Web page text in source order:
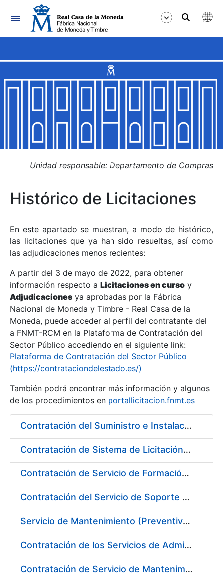
Navegación
Mostrar/Ocultar
Mostrar/Ocultar
Mostrar/Ocultar
Mostrar/Ocultar
Mostrar/Ocultar
Mostrar/Ocultar
Unidad responsable: Departamento de Compras
Histórico de Licitaciones
En este apartado se muestran, a modo de histórico,
las licitaciones que ya han sido resueltas, así como
las adjudicaciones menos recientes:
A partir del 3 de mayo de 2022, para obtener
información respecto a Licitaciones en curso y
Adjudicaciones ya aprobadas por la Fábrica
Nacional de Moneda y Timbre - Real Casa de la
Moneda, puede acceder al perfil del contratante del
a FNMT-RCM en la Plataforma de Contratación del
Sector Público accediendo en el siguiente link:
Plataforma de Contratación del Sector Público
(https://contrataciondelestado.es/)
También podrá encontrar más información y algunos
de los procedimientos en portallicitacion.fnmt.es
Contratación del Suministro e Instalación de un Rebobinador de Banda de Papel
Contratación de Sistema de Licitación Electrónica en la Fábrica Nacional de Moneda y Timbre-Real Casa de la Moneda
Contratación de Servicio de Formación en Idiomas
Contratación del Servicio de Soporte y Mantenimiento de Aplicaciones de Control Industrial
Servicio de Mantenimiento (Preventivo, Correctivo y Legal) de los Aparatos Elevadores de la Fábrica Nacional de Moneda y Timbre-Real Casa de la Moneda en Madrid
Contratación de los Servicios de Administración, Soporte, Mantenimiento y Help Desk de la Infraestructura de la Fábrica Nacional de Moneda y Timbre-Real Casa de la Moneda
Contratación de Servicio de Mantenimiento de Equipamiento Oracle en CERES